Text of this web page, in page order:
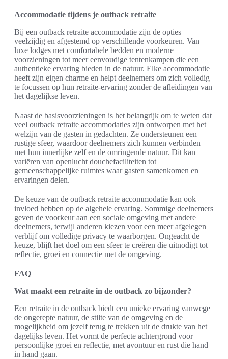
Accommodatie tijdens je outback retraite
Bij een outback retraite accommodatie zijn de opties
veelzijdig en afgestemd op verschillende voorkeuren. Van
luxe lodges met comfortabele bedden en moderne
voorzieningen tot meer eenvoudige tentenkampen die een
authentieke ervaring bieden in de natuur. Elke accommodatie
heeft zijn eigen charme en helpt deelnemers om zich volledig
te focussen op hun retraite-ervaring zonder de afleidingen van
het dagelijkse leven.
Naast de basisvoorzieningen is het belangrijk om te weten dat
veel outback retraite accommodaties zijn ontworpen met het
welzijn van de gasten in gedachten. Ze ondersteunen een
rustige sfeer, waardoor deelnemers zich kunnen verbinden
met hun innerlijke zelf en de omringende natuur. Dit kan
variëren van openlucht douchefaciliteiten tot
gemeenschappelijke ruimtes waar gasten samenkomen en
ervaringen delen.
De keuze van de outback retraite accommodatie kan ook
invloed hebben op de algehele ervaring. Sommige deelnemers
geven de voorkeur aan een sociale omgeving met andere
deelnemers, terwijl anderen kiezen voor een meer afgelegen
verblijf om volledige privacy te waarborgen. Ongeacht de
keuze, blijft het doel om een sfeer te creëren die uitnodigt tot
reflectie, groei en connectie met de omgeving.
FAQ
Wat maakt een retraite in de outback zo bijzonder?
Een retraite in de outback biedt een unieke ervaring vanwege
de ongerepte natuur, de stilte van de omgeving en de
mogelijkheid om jezelf terug te trekken uit de drukte van het
dagelijks leven. Het vormt de perfecte achtergrond voor
persoonlijke groei en reflectie, met avontuur en rust die hand
in hand gaan.